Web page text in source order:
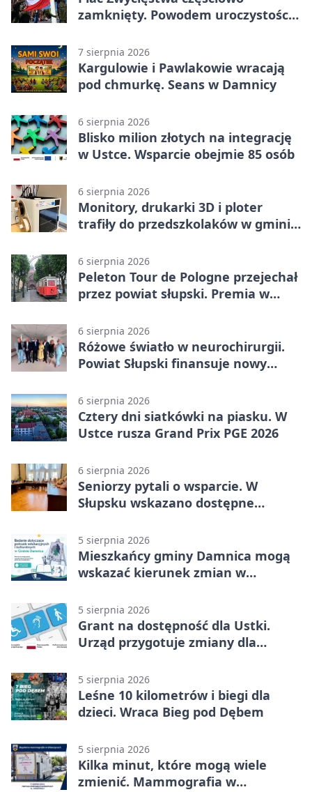
zamknięty. Powodem uroczystości
7 sierpnia 2026
Kargulowie i Pawlakowie wracają
pod chmurkę. Seans w Damnicy
6 sierpnia 2026
Blisko milion złotych na integrację
w Ustce. Wsparcie obejmie 85 osób
6 sierpnia 2026
Monitory, drukarki 3D i ploter
trafiły do przedszkolaków w gminie
6 sierpnia 2026
Peleton Tour de Pologne przejechał
przez powiat słupski. Premia w
6 sierpnia 2026
Różowe światło w neurochirurgii.
Powiat Słupski finansuje nowy
6 sierpnia 2026
Cztery dni siatkówki na piasku. W
Ustce rusza Grand Prix PGE 2026
6 sierpnia 2026
Seniorzy pytali o wsparcie. W
Słupsku wskazano dostępne
5 sierpnia 2026
Mieszkańcy gminy Damnica mogą
wskazać kierunek zmian w
5 sierpnia 2026
Grant na dostępność dla Ustki.
Urząd przygotuje zmiany dla
5 sierpnia 2026
Leśne 10 kilometrów i biegi dla
dzieci. Wraca Bieg pod Dębem
5 sierpnia 2026
Kilka minut, które mogą wiele
zmienić. Mammografia w